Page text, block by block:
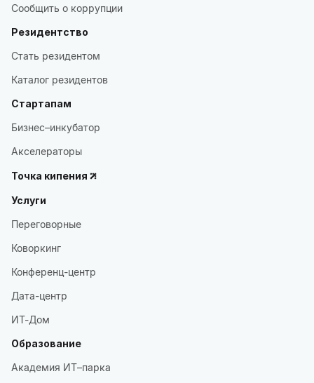
Сообщить о коррупции
Резидентство
Стать резидентом
Каталог резидентов
Стартапам
Бизнес–инкубатор
Акселераторы
Точка кипения
Услуги
Переговорные
Коворкинг
Конференц-центр
Дата-центр
ИТ-Дом
Образование
Академия ИТ–парка